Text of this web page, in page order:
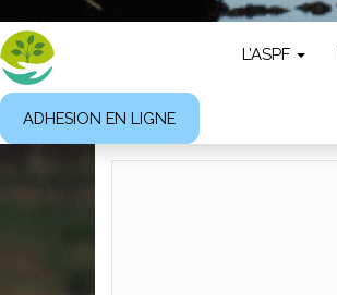
L’ASPF
ADHESION EN LIGNE